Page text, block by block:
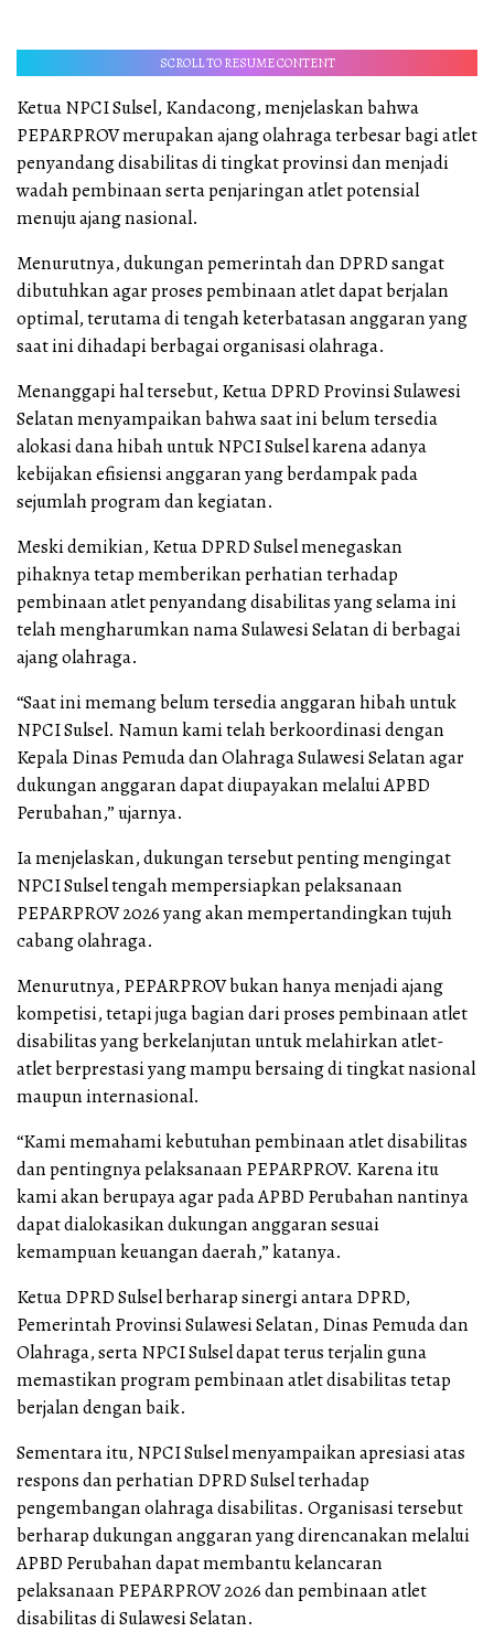
SCROLL TO RESUME CONTENT
Ketua NPCI Sulsel, Kandacong, menjelaskan bahwa
PEPARPROV merupakan ajang olahraga terbesar bagi atlet
penyandang disabilitas di tingkat provinsi dan menjadi
wadah pembinaan serta penjaringan atlet potensial
menuju ajang nasional.
Menurutnya, dukungan pemerintah dan DPRD sangat
dibutuhkan agar proses pembinaan atlet dapat berjalan
optimal, terutama di tengah keterbatasan anggaran yang
saat ini dihadapi berbagai organisasi olahraga.
Menanggapi hal tersebut, Ketua DPRD Provinsi Sulawesi
Selatan menyampaikan bahwa saat ini belum tersedia
alokasi dana hibah untuk NPCI Sulsel karena adanya
kebijakan efisiensi anggaran yang berdampak pada
sejumlah program dan kegiatan.
Meski demikian, Ketua DPRD Sulsel menegaskan
pihaknya tetap memberikan perhatian terhadap
pembinaan atlet penyandang disabilitas yang selama ini
telah mengharumkan nama Sulawesi Selatan di berbagai
ajang olahraga.
“Saat ini memang belum tersedia anggaran hibah untuk
NPCI Sulsel. Namun kami telah berkoordinasi dengan
Kepala Dinas Pemuda dan Olahraga Sulawesi Selatan agar
dukungan anggaran dapat diupayakan melalui APBD
Perubahan,” ujarnya.
Ia menjelaskan, dukungan tersebut penting mengingat
NPCI Sulsel tengah mempersiapkan pelaksanaan
PEPARPROV 2026 yang akan mempertandingkan tujuh
cabang olahraga.
Menurutnya, PEPARPROV bukan hanya menjadi ajang
kompetisi, tetapi juga bagian dari proses pembinaan atlet
disabilitas yang berkelanjutan untuk melahirkan atlet-
atlet berprestasi yang mampu bersaing di tingkat nasional
maupun internasional.
“Kami memahami kebutuhan pembinaan atlet disabilitas
dan pentingnya pelaksanaan PEPARPROV. Karena itu
kami akan berupaya agar pada APBD Perubahan nantinya
dapat dialokasikan dukungan anggaran sesuai
kemampuan keuangan daerah,” katanya.
Ketua DPRD Sulsel berharap sinergi antara DPRD,
Pemerintah Provinsi Sulawesi Selatan, Dinas Pemuda dan
Olahraga, serta NPCI Sulsel dapat terus terjalin guna
memastikan program pembinaan atlet disabilitas tetap
berjalan dengan baik.
Sementara itu, NPCI Sulsel menyampaikan apresiasi atas
respons dan perhatian DPRD Sulsel terhadap
pengembangan olahraga disabilitas. Organisasi tersebut
berharap dukungan anggaran yang direncanakan melalui
APBD Perubahan dapat membantu kelancaran
pelaksanaan PEPARPROV 2026 dan pembinaan atlet
disabilitas di Sulawesi Selatan.